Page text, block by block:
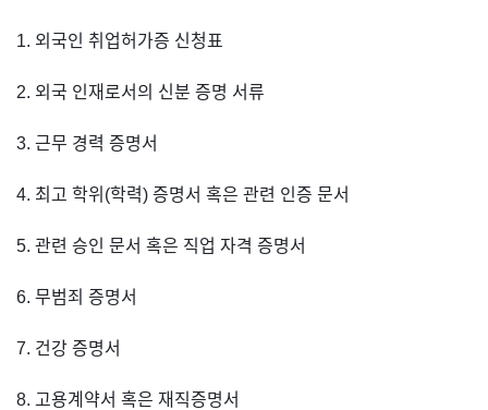
1. 외국인 취업허가증 신청표
2. 외국 인재로서의 신분 증명 서류
3. 근무 경력 증명서
4. 최고 학위(학력) 증명서 혹은 관련 인증 문서
5. 관련 승인 문서 혹은 직업 자격 증명서
6. 무범죄 증명서
7. 건강 증명서
8. 고용계약서 혹은 재직증명서